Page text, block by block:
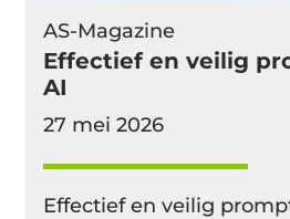
AS-Magazine
Effectief en veilig
AI
27 mei 2026
Effectief en veilig